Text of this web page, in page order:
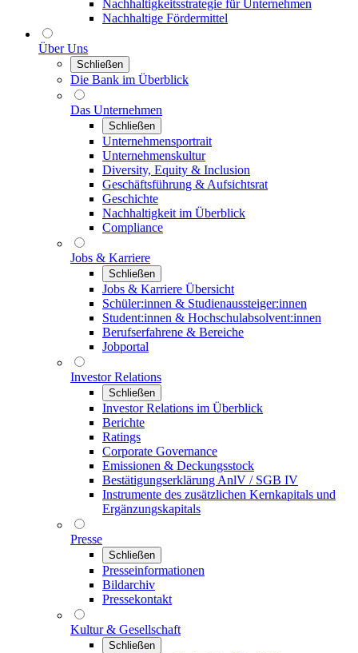
Nachhaltigkeitsstrategie für Unternehmen
Nachhaltige Fördermittel
Über Uns
Schließen
Die Bank im Überblick
Das Unternehmen
Schließen
Unternehmensportrait
Unternehmenskultur
Diversity, Equity & Inclusion
Geschäftsführung & Aufsichtsrat
Geschichte
Nachhaltigkeit im Überblick
Compliance
Jobs & Karriere
Schließen
Jobs & Karriere Übersicht
Schüler:innen & Studienaussteiger:innen
Student:innen & Hochschulabsolvent:innen
Berufserfahrene & Bereiche
Jobportal
Investor Relations
Schließen
Investor Relations im Überblick
Berichte
Ratings
Corporate Governance
Emissionen & Deckungsstock
Bestätigungserklärung AnlV / SGB IV
Instrumente des zusätzlichen Kernkapitals und
Ergänzungskapitals
Presse
Schließen
Presseinformationen
Bildarchiv
Pressekontakt
Kultur & Gesellschaft
Schließen